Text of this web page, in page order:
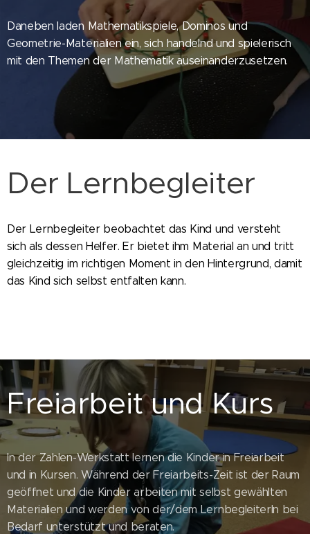
Daneben laden Mathematikspiele, Dominos und
Geometrie-Materialien ein, sich handelnd und spielerisch
mit den Themen der Mathematik auseinanderzusetzen.
Der Lernbegleiter
Der Lernbegleiter beobachtet das Kind und versteht
sich als dessen Helfer. Er bietet ihm Material an und tritt
gleichzeitig im richtigen Moment in den Hintergrund, damit
das Kind sich selbst entfalten kann.
Freiarbeit und Kurs
In der Zahlen-Werkstatt lernen die Kinder in Freiarbeit
und in Kursen. Während der Freiarbeits-Zeit ist der Raum
geöffnet und die Kinder arbeiten mit selbst gewählten
Materialien und werden von der/dem LernbegleiterIn bei
Bedarf unterstützt und beraten.